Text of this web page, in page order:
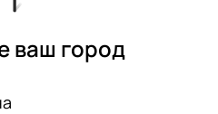
ваш город